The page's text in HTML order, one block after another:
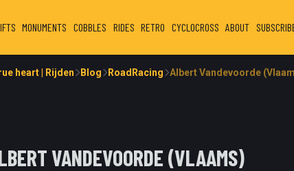
MONUMENTS COBBLES RIDES RETRO CYCLOCROSS ABOUT
heart | Rijden Blog RoadRacing Albert Vandevoorde
VANDEVOORDE (VLAAMS)